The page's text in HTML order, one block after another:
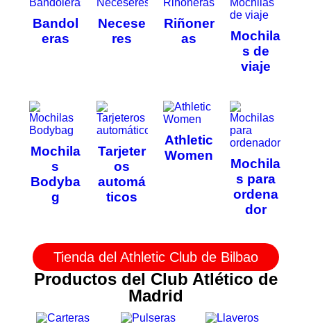
Bandol
eras
Necese
res
Riñoner
as
Mochila
s de
viaje
Mochila
s
Bodyba
g
Tarjeter
os
automá
ticos
Athletic
Women
Mochila
s para
ordena
dor
Tienda del Athletic Club de Bilbao
Productos del Club Atlético de
Madrid